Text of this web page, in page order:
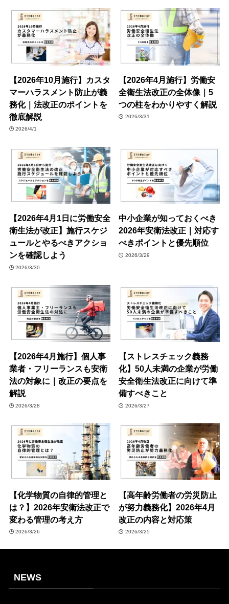
【2026年10月施行】カスタ
マーハラスメント防止が義
務化｜法改正のポイントを
徹底解説
2026/4/1
【2026年4月施行】労働安
全衛生法改正の全体像｜5
つの柱をわかりやすく解説
2026/3/31
【2026年4月1日に労働安全
衛生法が改正】施行スケジ
ュールとやるべきアクショ
ンを確認しよう
2026/3/30
中小企業が知っておくべき
2026年安衛法改正｜対応す
べきポイントと優先順位
2026/3/29
【2026年4月施行】個人事
業者・フリーランスも安衛
法の対象に｜改正の要点を
解説
2026/3/28
【ストレスチェック義務
化】50人未満の企業が労働
安全衛生法改正に向けて準
備すべきこと
2026/3/27
【化学物質の自律的管理と
は？】2026年安衛法改正で
変わる管理の考え方
2026/3/26
【高年齢労働者の労災防止
が努力義務化】2026年4月
改正の内容と対応策
2026/3/25
NEWS